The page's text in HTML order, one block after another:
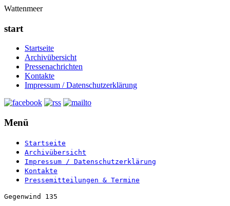
Wattenmeer
start
Startseite
Archivübersicht
Pressenachrichten
Kontakte
Impressum / Datenschutzerklärung
Menü
Startseite
Archivübersicht
Impressum / Datenschutzerklärung
Kontakte
Pressemitteilungen & Termine
Gegenwind 135